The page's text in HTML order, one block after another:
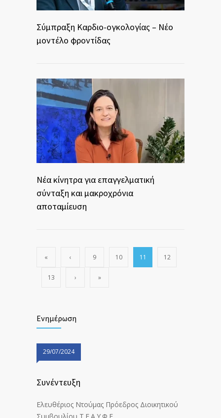
Σύμπραξη Καρδιο-ογκολογίας – Νέο
μοντέλο φροντίδας
Νέα κίνητρα για επαγγελματική
σύνταξη και μακροχρόνια
αποταμίευση
« ‹ 9 10 11 12
13 › »
Ενημέρωση
29/07/2024
Συνέντευξη
Ελευθέριος Ντούμας Πρόεδρος Διοικητικού